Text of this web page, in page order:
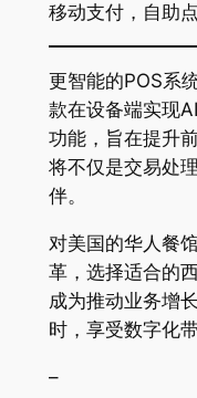
移动支付，自助
更智能的POS系
款在设备端实现
功能，旨在提升
将不仅是交易处
伴。
对美国的华人餐
革，选择适合的
成为推动业务增
时，享受数字化
–